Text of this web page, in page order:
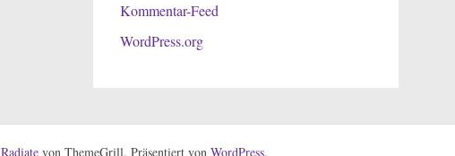
Kommentar-Feed
WordPress.org
Radiatevon ThemeGrill. Präsentiert von WordPress.